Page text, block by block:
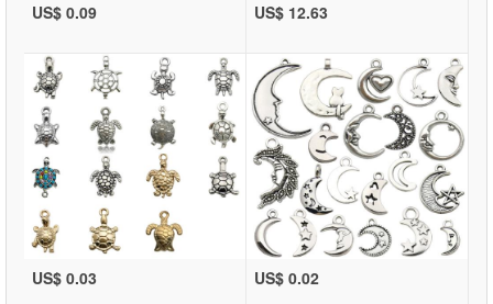
US$ 0.09 US$ 12.63
US$ 0.03 US$ 0.02